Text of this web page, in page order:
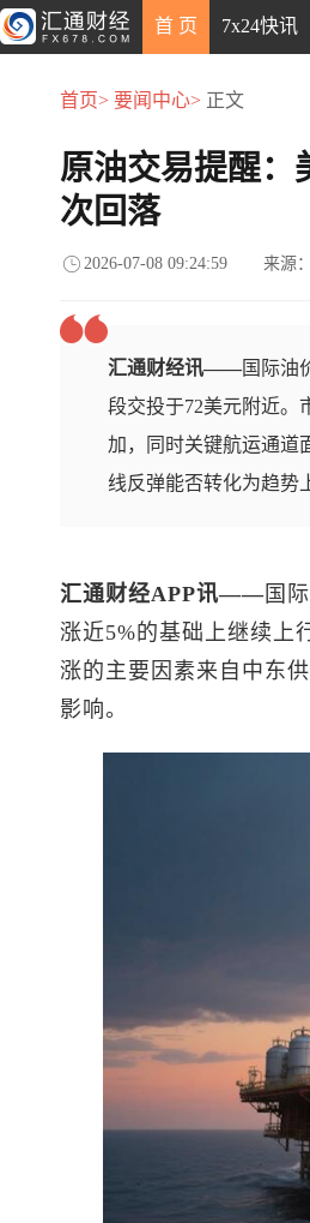
首 页 7x24快讯
首页> 要闻中心> 正文
原油交易提醒：
次回落
2026-07-08 09:24:59 来源
汇通财经讯——国际油
段交投于72美元附近。
加，同时关键航运通道
线反弹能否转化为趋势
汇通财经APP讯——国际
涨近5%的基础上继续上
涨的主要因素来自中东
影响。